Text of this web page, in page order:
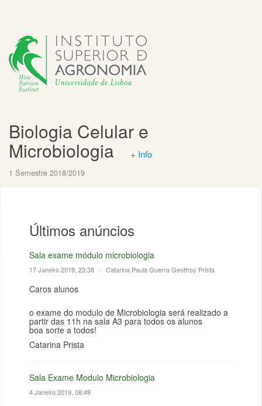
Biologia Celular e
Microbiologia + Info
1 Semestre 2018/2019
Últimos anúncios
Sala exame módulo microbiologia
17 Janeiro 2019, 23:38 • Catarina Paula Guerra Geoffroy Prista
Caros alunos
o exame do modulo de Microbiologia será realizado a
partir das 11h na sala A3 para todos os alunos
boa sorte a todos!
Catarina Prista
Sala Exame Modulo Microbiologia
4 Janeiro 2019, 08:49